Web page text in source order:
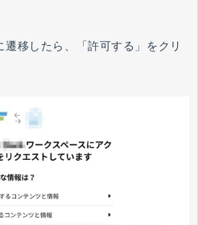
遷移したら、「許可する」をクリ